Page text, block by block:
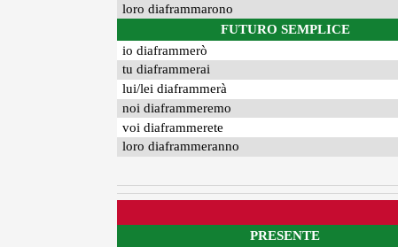
loro diaframmarono
FUTURO SEMPLICE
io diaframmerò
tu diaframmerai
lui/lei diaframmerà
noi diaframmeremo
voi diaframmerete
loro diaframmeranno
PRESENTE